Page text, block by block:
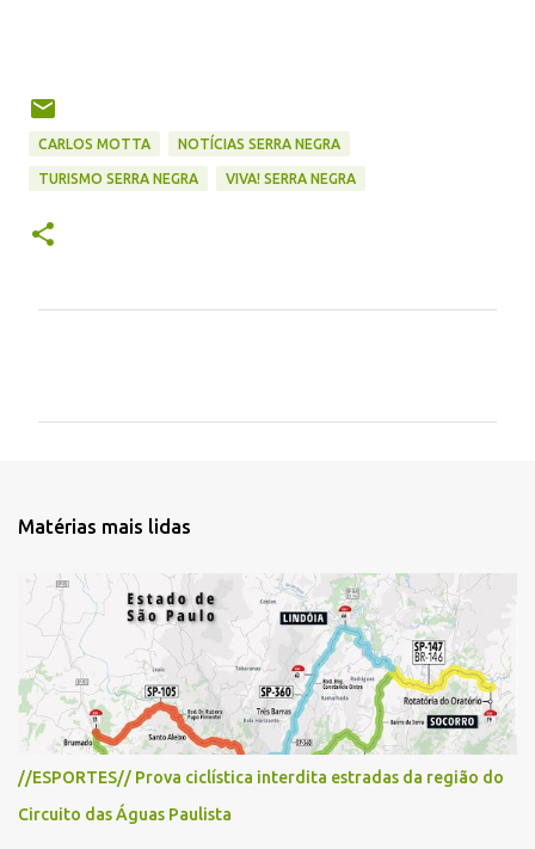
CARLOS MOTTA NOTÍCIAS SERRA NEGRA
TURISMO SERRA NEGRA VIVA! SERRA NEGRA
t
i
s
Matérias mais lidas
//ESPORTES// Prova ciclística interdita estradas da região do
Circuito das Águas Paulista